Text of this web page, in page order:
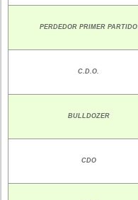
PERDEDOR PRIMER PARTIDO
C.D.O.
BULLDOZER
CDO